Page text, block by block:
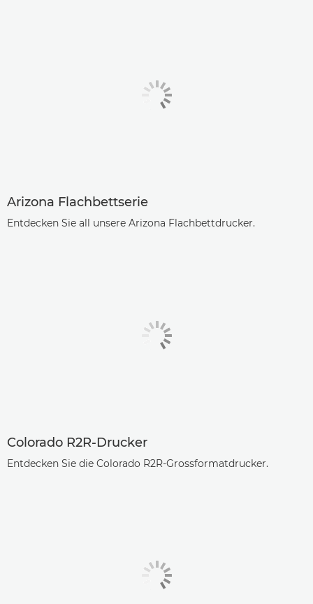
Arizona Flachbettserie
Entdecken Sie all unsere Arizona Flachbettdrucker.
Colorado R2R-Drucker
Entdecken Sie die Colorado R2R-Grossformatdrucker.